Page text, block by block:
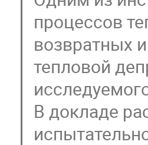
процессов
возвратных
тепловой
В докладе